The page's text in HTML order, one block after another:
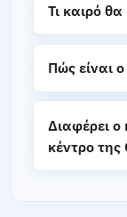
Τι καιρό
Πώς είναι
Διαφέρει
κέντρο της